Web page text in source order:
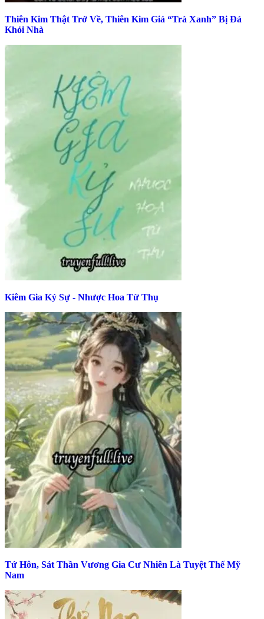
Thiên Kim Thật Trở Về, Thiên Kim Giả “Trà Xanh” Bị Đá
Khỏi Nhà
Kiêm Gia Kỷ Sự - Nhược Hoa Từ Thụ
Tứ Hôn, Sát Thần Vương Gia Cư Nhiên Là Tuyệt Thế Mỹ
Nam